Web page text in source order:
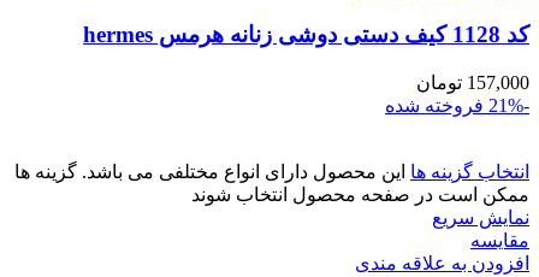
کد 1128 کیف دستی دوشی زنانه هرمس hermes
157,000 تومان
-21%
فروخته شده
انتخاب گزینه ها این محصول دارای انواع مختلفی می باشد. گزینه ها
ممکن است در صفحه محصول انتخاب شوند
نمایش سریع
مقايسه
افزودن به علاقه مندی